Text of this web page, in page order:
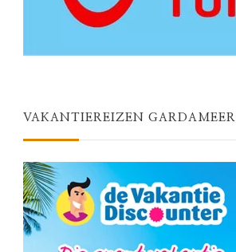
VAKANTIEREIZEN GARDAMEER